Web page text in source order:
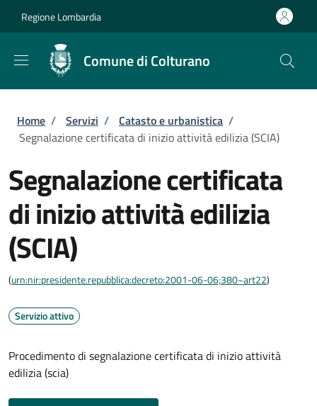
Regione Lombardia
Comune di Colturano
Briciole di pane
Home / Servizi / Catasto e urbanistica /
Segnalazione certificata di inizio attività edilizia (SCIA)
Segnalazione certificata
di inizio attività edilizia
(SCIA)
(urn:nir:presidente.repubblica:decreto:2001-06-06;380~art22)
Servizio attivo
Procedimento di segnalazione certificata di inizio attività
edilizia (scia)